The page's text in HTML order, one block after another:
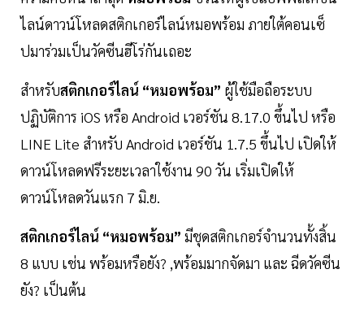
ไลน์ดาวน์โหลดสติกเกอร์ไลน์หมอพร้อม ภายใต้คอนเซ็
ปมาร่วมเป็นวัคซีนฮีโร่กันเถอะ
สำหรับสติกเกอร์ไลน์ “หมอพร้อม” ผู้ใช้มือถือระบบ
ปฏิบัติการ iOS หรือ Android เวอร์ชัน 8.17.0 ขึ้นไป หรือ
LINE Lite สำหรับ Android เวอร์ชัน 1.7.5 ขึ้นไป เปิดให้
ดาวน์โหลดฟรีระยะเวลาใช้งาน 90 วัน เริ่มเปิดให้
ดาวน์โหลดวันแรก 7 มิ.ย.
สติกเกอร์ไลน์ “หมอพร้อม” มีชุดสติกเกอร์จำนวนทั้งสิ้น
8 แบบ เช่น พร้อมหรือยัง? ,พร้อมมากจัดมา และ ฉีดวัคซีน
ยัง? เป็นต้น